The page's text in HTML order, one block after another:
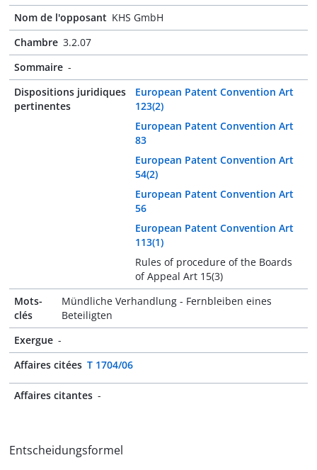
Nom de l'opposant KHS GmbH
Chambre 3.2.07
Sommaire -
Dispositions juridiques
pertinentes
European Patent Convention Art
123(2)
European Patent Convention Art
83
European Patent Convention Art
54(2)
European Patent Convention Art
56
European Patent Convention Art
113(1)
Rules of procedure of the Boards
of Appeal Art 15(3)
Mots-
clés
Mündliche Verhandlung - Fernbleiben eines
Beteiligten
Exergue -
Affaires citées T 1704/06
Affaires citantes -
Entscheidungsformel